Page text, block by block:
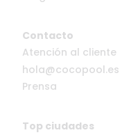
Contacto
Atención al cliente
hola@cocopool.es
Prensa
Top ciudades